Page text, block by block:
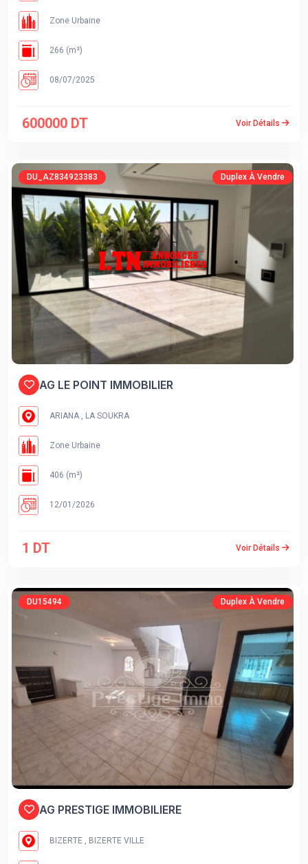
Zone Urbaine
266 (m²)
08/07/2025
600000 DT Voir Détails
DU_AZ834923383 Duplex À Vendre
AG LE POINT IMMOBILIER
ARIANA , LA SOUKRA
Zone Urbaine
406 (m²)
12/01/2026
1 DT Voir Détails
DU15494 Duplex À Vendre
AG PRESTIGE IMMOBILIERE
BIZERTE , BIZERTE VILLE